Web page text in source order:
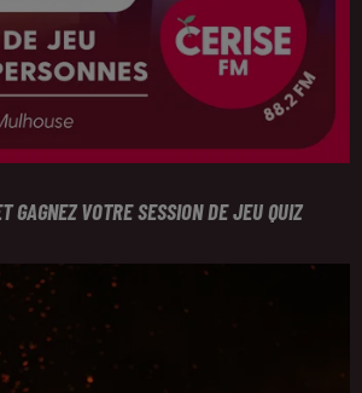
GAGNEZ VOTRE SESSION DE JEU QUIZ